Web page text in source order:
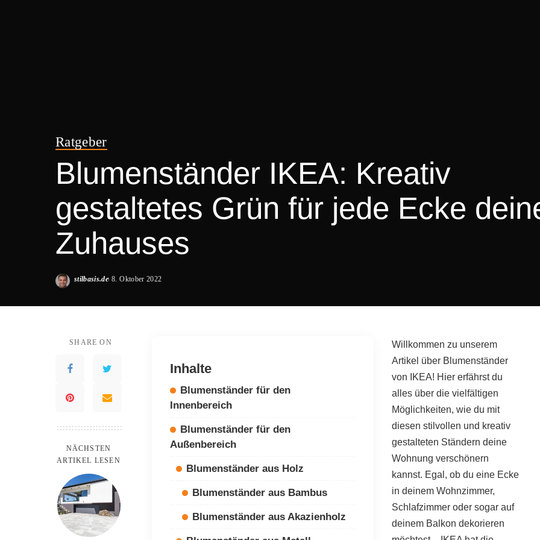
Ratgeber
Blumenständer IKEA: Kreativ
gestaltetes Grün für jede Ecke
Zuhauses
Posted
stilbasis.de 8. Oktober 2022
SHARE ON
NÄCHSTEN
ARTIKEL LESEN
Inhalte
Blumenständer für den
Innenbereich
Blumenständer für den
Außenbereich
Blumenständer aus Holz
Blumenständer aus Bambus
Blumenständer aus Akazienholz
Willkommen zu unserem
Artikel über Blumenständer
von IKEA! Hier erfährst du
alles über die vielfältigen
Möglichkeiten, wie du mit
diesen stilvollen und kreativ
gestalteten Ständern deine
Wohnung verschönern
kannst. Egal, ob du eine Ecke
in deinem Wohnzimmer,
Schlafzimmer oder sogar auf
deinem Balkon dekorieren